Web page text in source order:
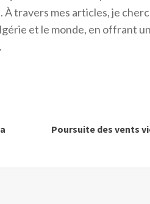
À travers mes articles, je
et le monde, en offrant
Poursuite des vents